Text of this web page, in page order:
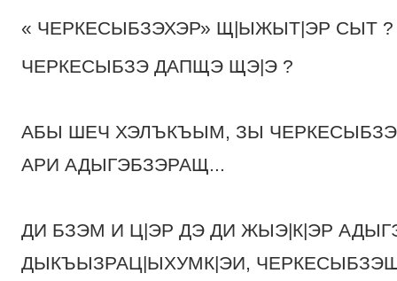
« ЧЕРКЕСЫБЗЭХЭР» Щ|ЫЖЫТ|ЭР СЫТ
ЧЕРКЕСЫБЗЭ ДАПЩЭ ЩЭ|Э ?
АБЫ ШЕЧ ХЭЛЪКЪЫМ, ЗЫ
АРИ АДЫГЭБЗЭРАЩ...
ДИ БЗЭМ И Ц|ЭР ДЭ ДИ ЖЫЭ|К|ЭР
ДЫКЪЫЗРАЦ|ЫХУМК|ЭИ,